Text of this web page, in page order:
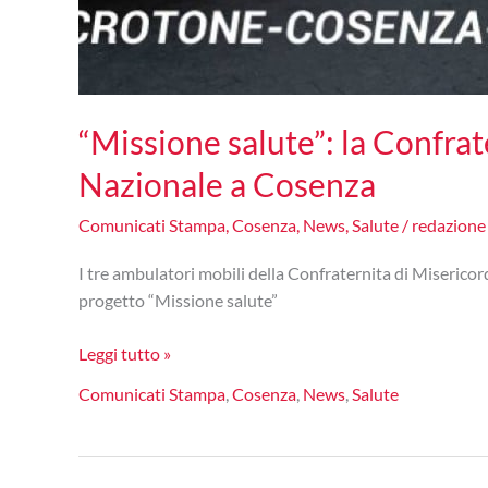
“Missione salute”: la
Nazionale a Cosenza
Comunicati Stampa,Cosenza, News,Salute / redazione
I tre ambulatori mobili della Confraternita di
progetto “Missione salute”
“Missione
la
di
Leggi tutto »
Comunicati Stampa,Cosenza, News,Salute